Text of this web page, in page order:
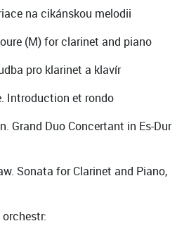
na cikánskou melodii
(M) for clarinet and piano
pro klarinet a klavír
Introduction et rondo
Grand Duo Concertant in Es-Dur
Sonata for Clarinet and Piano,